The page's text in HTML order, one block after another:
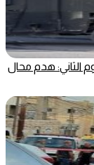
الثاني: هدم محال